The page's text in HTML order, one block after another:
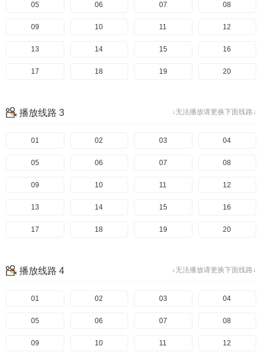
05 06 07 08
09 10 11 12
13 14 15 16
17 18 19 20
↓无法播放请更换下面线路↓
播放线路 3
01 02 03 04
05 06 07 08
09 10 11 12
13 14 15 16
17 18 19 20
↓无法播放请更换下面线路↓
播放线路 4
01 02 03 04
05 06 07 08
09 10 11 12